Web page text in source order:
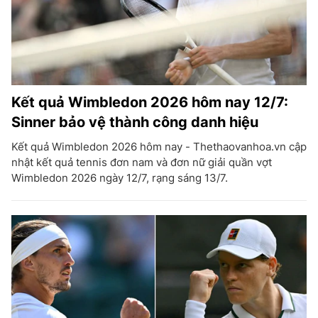
Kết quả Wimbledon 2026 hôm nay 12/7:
Sinner bảo vệ thành công danh hiệu
Kết quả Wimbledon 2026 hôm nay - Thethaovanhoa.vn cập
nhật kết quả tennis đơn nam và đơn nữ giải quần vợt
Wimbledon 2026 ngày 12/7, rạng sáng 13/7.